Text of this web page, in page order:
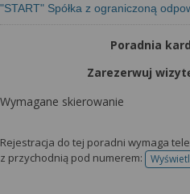
"START" Spółka z ograniczoną
Poradnia
Zarezerwuj
Wymagane skierowanie
Rejestracja do tej poradni wymaga
z przychodnią pod numerem: